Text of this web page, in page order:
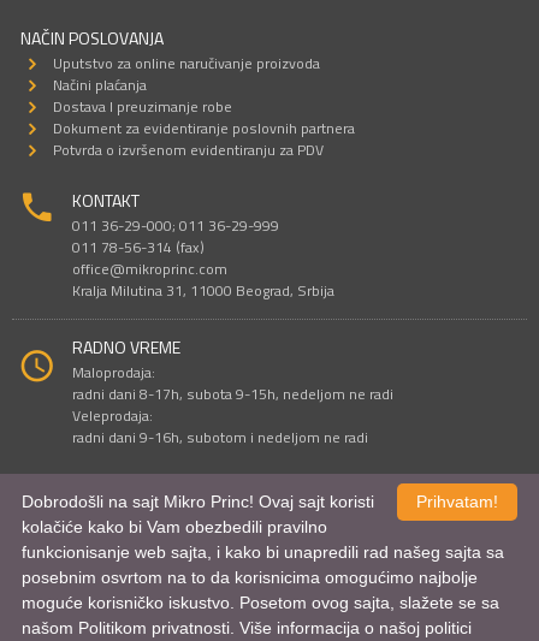
NAČIN POSLOVANJA
Uputstvo za online naručivanje proizvoda
Načini plaćanja
Dostava I preuzimanje robe
Dokument za evidentiranje poslovnih partnera
Potvrda o izvršenom evidentiranju za PDV
KONTAKT
011 36-29-000; 011 36-29-999
011 78-56-314 (fax)
office@mikroprinc.com
Kralja Milutina 31, 11000 Beograd, Srbija
RADNO VREME
Maloprodaja:
radni dani 8-17h, subota 9-15h, nedeljom ne radi
Veleprodaja:
radni dani 9-16h, subotom i nedeljom ne radi
Sve cene su iskazane u dinarima. PDV je uračunat u cenu.
© Mikro Princ 1999 - 2026. Sva prava su zadržana.
Kreirao*nbgcreator |Izdrada Internet prodavnice, Izrada sajtai mobilnih
aplikacijaiSEO optimizacija
Prihvatam!
Dobrodošli na sajt Mikro Princ! Ovaj sajt koristi
kolačiće kako bi Vam obezbedili pravilno
funkcionisanje web sajta, i kako bi unapredili rad našeg sajta sa
posebnim osvrtom na to da korisnicima omogućimo najbolje
moguće korisničko iskustvo. Posetom ovog sajta, slažete se sa
našom Politikom privatnosti. Više informacija o našoj politici